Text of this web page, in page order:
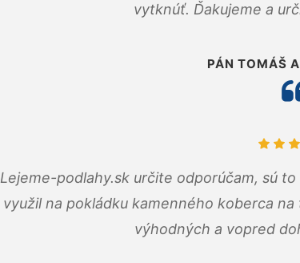
vytknúť. Ďakujeme a
PÁN TOMÁŠ
Lejeme-podlahy.sk určite odporúčam, sú
využil na pokládku kamenného koberca
výhodných a vopred